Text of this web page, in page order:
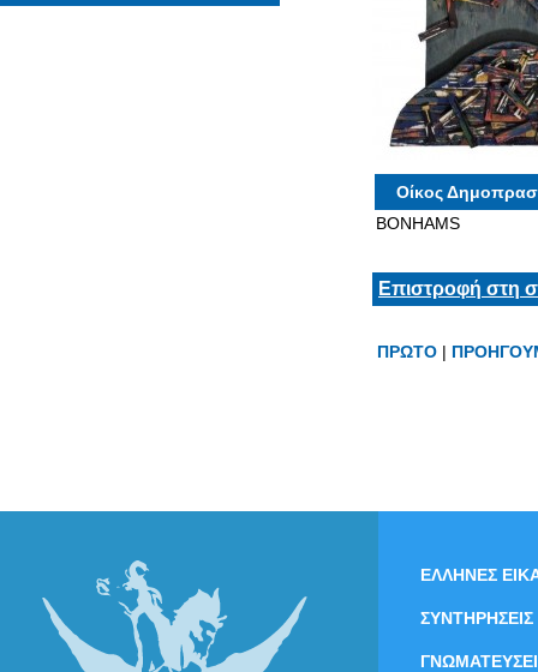
Οίκος
BONHAMS
Επιστροφή στη
ΠΡΩΤΟ |
ΕΛΛΗΝΕΣ
ΣΥΝΤΗΡΗΣΕΙΣ